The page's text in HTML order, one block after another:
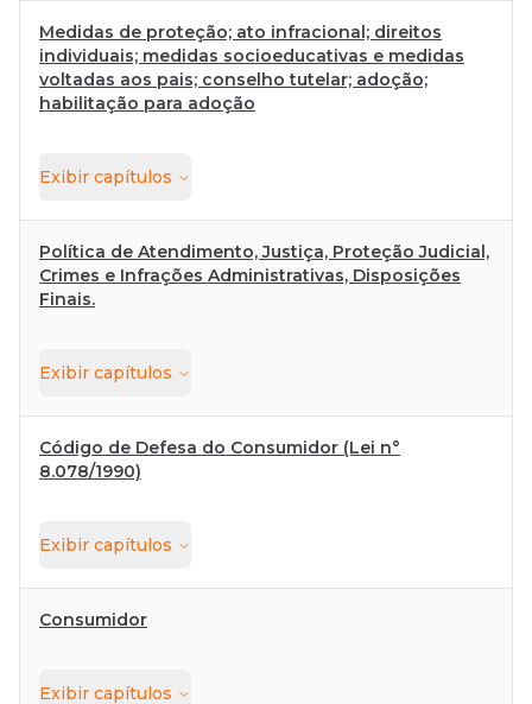
Medidas de proteção; ato infracional; direitos
individuais; medidas socioeducativas e medidas
voltadas aos pais; conselho tutelar; adoção;
habilitação para adoção
Exibir capítulos
Política de Atendimento, Justiça, Proteção Judicial,
Crimes e Infrações Administrativas, Disposições
Finais.
Exibir capítulos
Código de Defesa do Consumidor (Lei n°
8.078/1990)
Exibir capítulos
Consumidor
Exibir capítulos